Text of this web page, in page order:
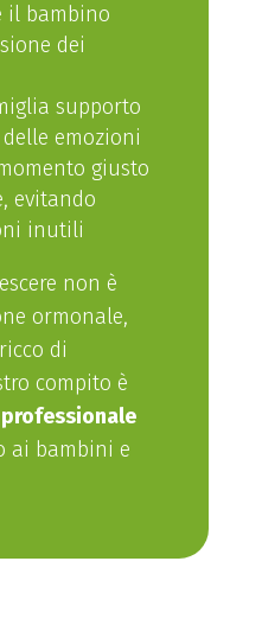
il bambino
dei
supporto
emozioni
giusto
evitando
inutili
non è
ormonale,
di
compito è
ai bambini e